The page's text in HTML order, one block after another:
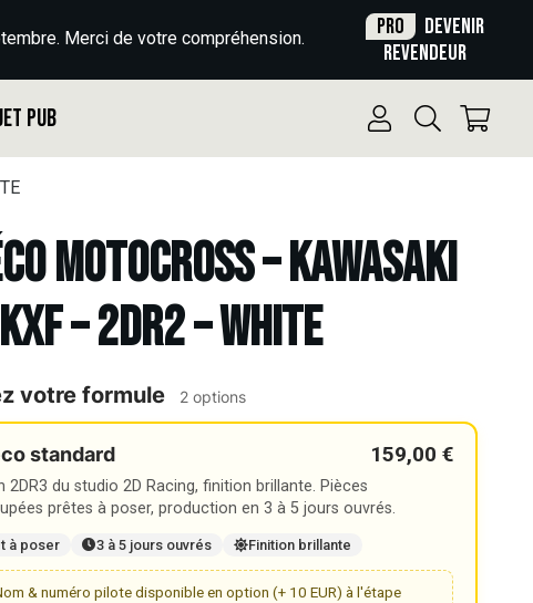
Merci de votre compréhension. Pro
Devenir
revendeur
Pub
Motocross – KAWASAKI
– 2DR2 – WHITE
votre formule 2 options
standard 159,00 €
2DR3 du studio 2D Racing, finition brillante. Pièces
prêtes à poser, production en 3 à 5 jours ouvrés.
à poser 3 à 5 jours ouvrés Finition brillante
& numéro pilote disponible en option (+ 10 EUR) à l'étape